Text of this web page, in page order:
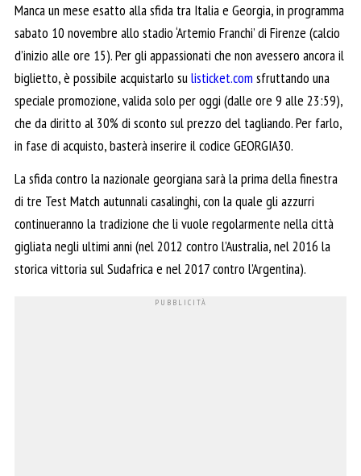
Manca un mese esatto alla sfida tra Italia e Georgia, in programma
sabato 10 novembre allo stadio ‘Artemio Franchi’ di Firenze (calcio
d’inizio alle ore 15). Per gli appassionati che non avessero ancora il
biglietto, è possibile acquistarlo sulisticket.com sfruttando una
speciale promozione, valida solo per oggi (dalle ore 9 alle 23:59),
che da diritto al 30% di sconto sul prezzo del tagliando. Per farlo,
in fase di acquisto, basterà inserire il codice GEORGIA30.
La sfida contro la nazionale georgiana sarà la prima della finestra
di tre Test Match autunnali casalinghi, con la quale gli azzurri
continueranno la tradizione che li vuole regolarmente nella città
gigliata negli ultimi anni (nel 2012 contro l’Australia, nel 2016 la
storica vittoria sul Sudafrica e nel 2017 contro l’Argentina).